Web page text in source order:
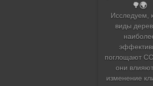
🌳🌍
Исследуем,
виды
поглощают
они
изменение